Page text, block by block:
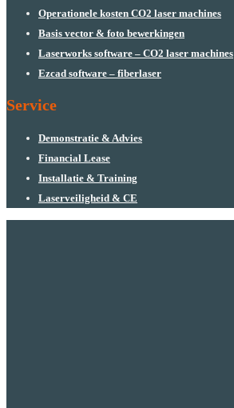
Operationele kosten CO2 laser machines
Basis vector & foto bewerkingen
Laserworks software – CO2 laser machines
Ezcad software – fiberlaser
Service
Demonstratie & Advies
Financial Lease
Installatie & Training
Laserveiligheid & CE